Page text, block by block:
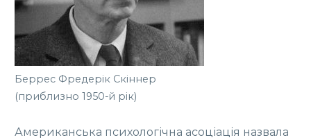
Беррес Фредерік Скіннер
(приблизно 1950-й рік)
Американська психологічна асоціація назвала